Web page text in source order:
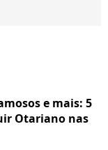
e mais: 5
Otariano nas